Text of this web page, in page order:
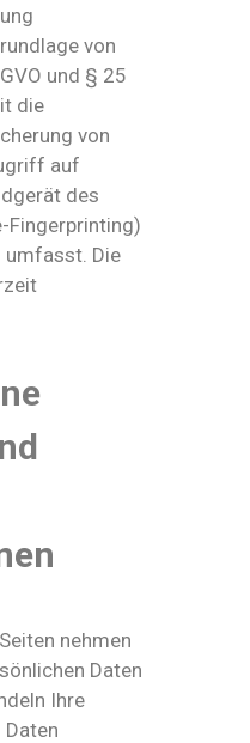
von
und § 25
die
von
auf
des
Fingerprinting)
umfasst. Die
nehmen
Daten
Ihre